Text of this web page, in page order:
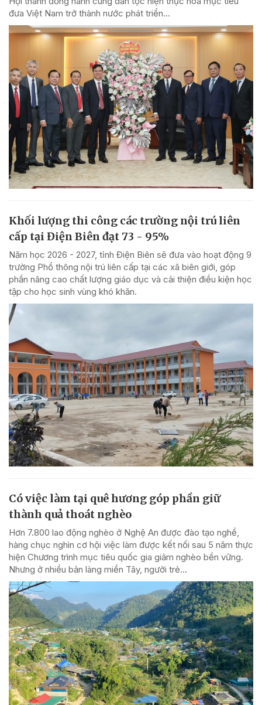
đưa Việt Nam trở thành nước phát triển...
Khối lượng thi công các trường nội trú liên
cấp tại Điện Biên đạt 73 - 95%
Năm học 2026 - 2027, tỉnh Điện Biên sẽ đưa vào hoạt động 9
trường Phổ thông nội trú liên cấp tại các xã biên giới, góp
phần nâng cao chất lượng giáo dục và cải thiện điều kiện học
tập cho học sinh vùng khó khăn.
Có việc làm tại quê hương góp phần giữ
thành quả thoát nghèo
Hơn 7.800 lao động nghèo ở Nghệ An được đào tạo nghề,
hàng chục nghìn cơ hội việc làm được kết nối sau 5 năm thực
hiện Chương trình mục tiêu quốc gia giảm nghèo bền vững.
Nhưng ở nhiều bản làng miền Tây, người trẻ...